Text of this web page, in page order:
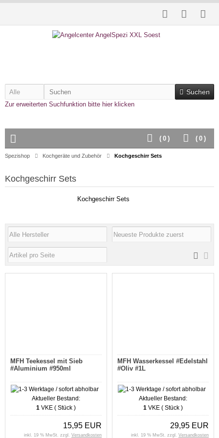
Suchen
Zur erweiterten Suchfunktion bitte hier klicken
( 0 )
( 0 )
Spezishop Kochgeräte und Zubehör Kochgeschirr Sets
Kochgeschirr Sets
Kochgeschirr Sets
MFH Teekessel mit Sieb
#Aluminium #950ml
Aktueller Bestand:
1 VKE ( Stück )
15,95 EUR
inkl. 19 % MwSt. zzgl. Versandkosten
MFH Wasserkessel #Edelstahl
#Oliv #1L
Aktueller Bestand:
1 VKE ( Stück )
29,95 EUR
inkl. 19 % MwSt. zzgl. Versandkosten